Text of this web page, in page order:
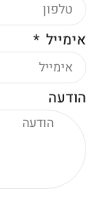
אימייל
הודעה